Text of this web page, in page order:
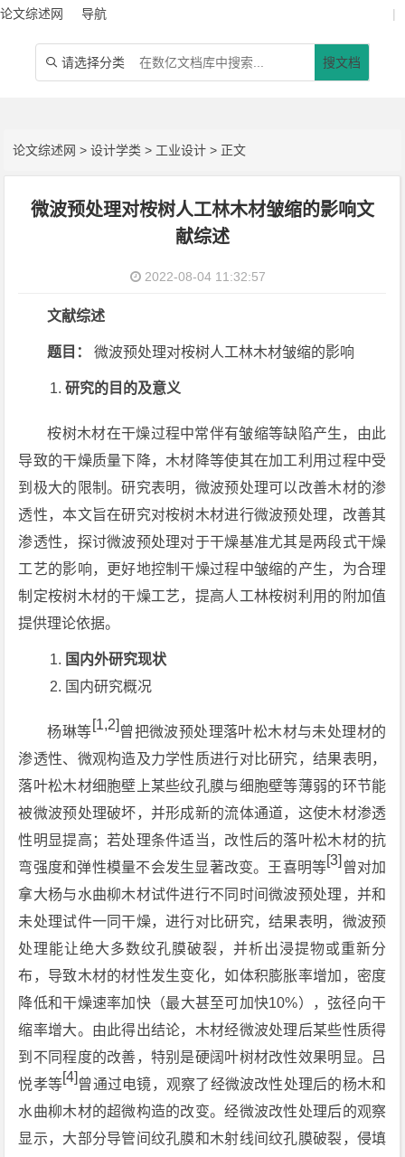
论文综述网 导航 |
 请选择分类 搜文档
论文综述网 >设计学类 > 工业设计 > 正文
微波预处理对桉树人工林木材皱缩的影响文
献综述
2022-08-04 11:32:57
文献综述
题目： 微波预处理对桉树人工林木材皱缩的影响
研究的目的及意义
桉树木材在干燥过程中常伴有皱缩等缺陷产生，由此
导致的干燥质量下降，木材降等使其在加工利用过程中受
到极大的限制。研究表明，微波预处理可以改善木材的渗
透性，本文旨在研究对桉树木材进行微波预处理，改善其
渗透性，探讨微波预处理对于干燥基准尤其是两段式干燥
工艺的影响，更好地控制干燥过程中皱缩的产生，为合理
制定桉树木材的干燥工艺，提高人工林桉树利用的附加值
提供理论依据。
国内外研究现状
国内研究概况
杨琳等[1,2]曾把微波预处理落叶松木材与未处理材的
渗透性、微观构造及力学性质进行对比研究，结果表明，
落叶松木材细胞壁上某些纹孔膜与细胞壁等薄弱的环节能
被微波预处理破坏，并形成新的流体通道，这使木材渗透
性明显提高；若处理条件适当，改性后的落叶松木材的抗
弯强度和弹性模量不会发生显著改变。王喜明等[3] 曾对加
拿大杨与水曲柳木材试件进行不同时间微波预处理，并和
未处理试件一同干燥，进行对比研究，结果表明，微波预
处理能让绝大多数纹孔膜破裂，并析出浸提物或重新分
布，导致木材的材性发生变化，如体积膨胀率增加，密度
降低和干燥速率加快（最大甚至可加快10%），弦径向干
缩率增大。由此得出结论，木材经微波处理后某些性质得
到不同程度的改善，特别是硬阔叶树材改性效果明显。吕
悦孝等[4] 曾通过电镜，观察了经微波改性处理后的杨木和
水曲柳木材的超微构造的改变。经微波改性处理后的观察
显示，大部分导管间纹孔膜和木射线间纹孔膜破裂，侵填